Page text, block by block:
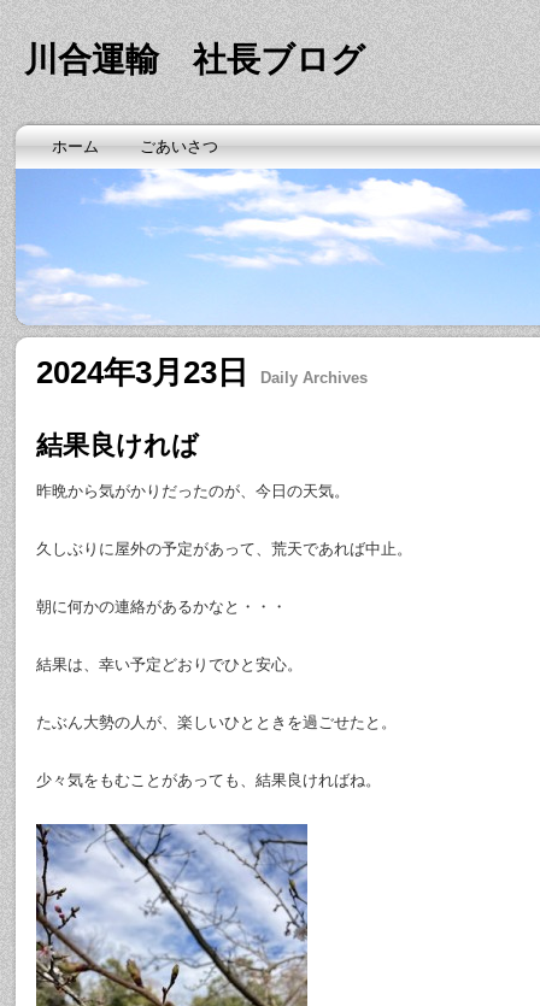
川合運輸 社長ブログ
ホーム ごあいさつ
2024年3月23日 Daily Archives
結果良ければ
昨晩から気がかりだったのが、今日の天気。
久しぶりに屋外の予定があって、荒天であれば中止。
朝に何かの連絡があるかなと・・・
結果は、幸い予定どおりでひと安心。
たぶん大勢の人が、楽しいひとときを過ごせたと。
少々気をもむことがあっても、結果良ければね。